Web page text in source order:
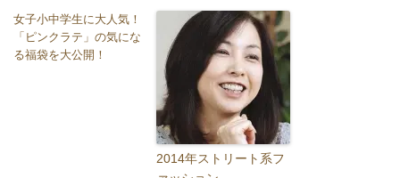
女子小中学生に大人気！
「ピンクラテ」の気にな
る福袋を大公開！
2014年ストリート系フ